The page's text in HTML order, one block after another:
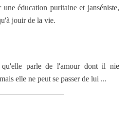
éducation puritaine et janséniste,
jouir de la vie.
parle de l'amour dont il nie
elle ne peut se passer de lui ...